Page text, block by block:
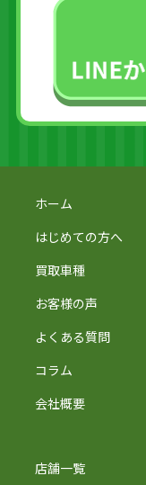
ホーム
はじめての方へ
買取車種
お客様の声
よくある質問
コラム
会社概要
店舗一覧